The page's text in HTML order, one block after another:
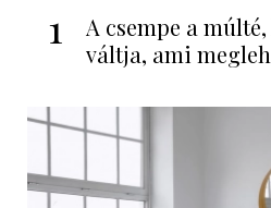
1
A csempe a
váltja, ami